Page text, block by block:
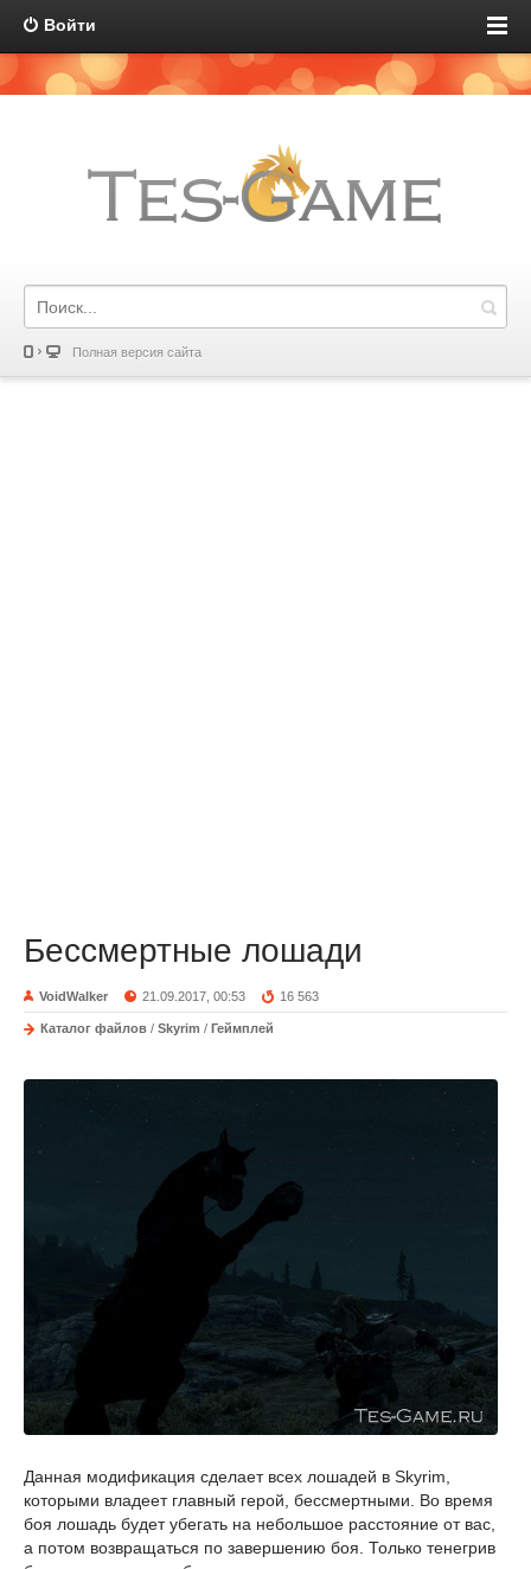
Войти
Полная версия сайта
Бессмертные лошади
VoidWalker 21.09.2017, 00:53 16 563
Каталог файлов / Skyrim / Геймплей
Данная модификация сделает всех лошадей в Skyrim,
которыми владеет главный герой, бессмертными. Во время
боя лошадь будет убегать на небольшое расстояние от вас,
а потом возвращаться по завершению боя. Только тенегрив